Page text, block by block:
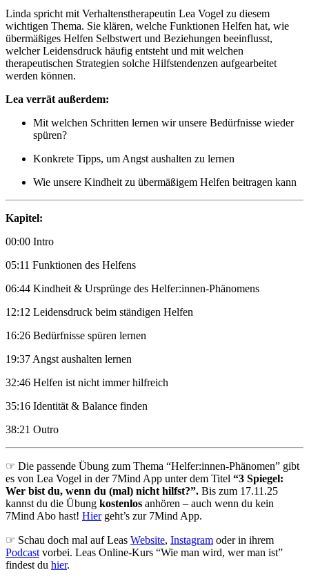
Linda spricht mit Verhaltenstherapeutin Lea Vogel zu diesem
wichtigen Thema. Sie klären, welche Funktionen Helfen hat, wie
übermäßiges Helfen Selbstwert und Beziehungen beeinflusst,
welcher Leidensdruck häufig entsteht und mit welchen
therapeutischen Strategien solche Hilfstendenzen aufgearbeitet
werden können.
Lea verrät außerdem:
Mit welchen Schritten lernen wir unsere Bedürfnisse wieder
spüren?
Konkrete Tipps, um Angst aushalten zu lernen
Wie unsere Kindheit zu übermäßigem Helfen beitragen kann
Kapitel:
00:00 Intro
05:11 Funktionen des Helfens
06:44 Kindheit & Ursprünge des Helfer:innen-Phänomens
12:12 Leidensdruck beim ständigen Helfen
16:26 Bedürfnisse spüren lernen
19:37 Angst aushalten lernen
32:46 Helfen ist nicht immer hilfreich
35:16 Identität & Balance finden
38:21 Outro
☞ Die passende Übung zum Thema “Helfer:innen-Phänomen” gibt
es von Lea Vogel in der 7Mind App unter dem Titel “3 Spiegel:
Wer bist du, wenn du (mal) nicht hilfst?”. Bis zum 17.11.25
kannst du die Übung kostenlos anhören – auch wenn du kein
7Mind Abo hast! Hiergeht’s zur 7Mind App.
☞ Schau doch mal auf Leas Website, Instagram oder in ihrem
Podcast vorbei. Leas Online-Kurs “Wie man wird, wer man ist”
findest du hier.